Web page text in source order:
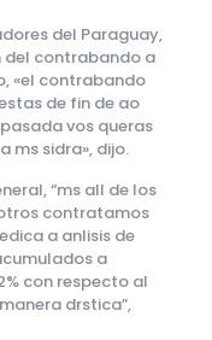
del Paraguay,
del contrabando a
«el contrabando
de fin de ao
vos queras
ms sidra», dijo.
“ms all de los
contratamos
a anlisis de
a
con respecto al
drstica”,